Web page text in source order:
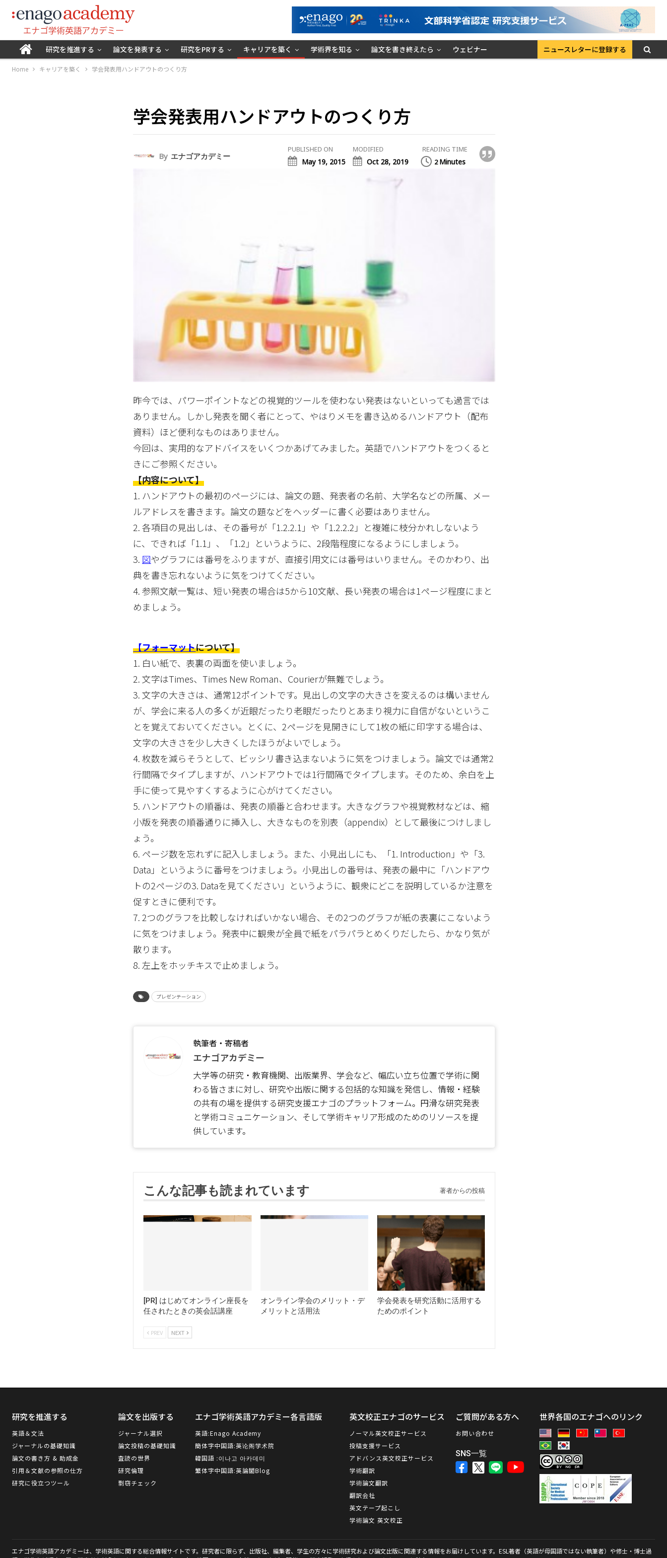
研究を推進する 論文を発表する 研究をPRする キャリアを築く 学術界を知る 論文を書き終えたら ウェビナー ニュースレターに登録する
Home キャリアを築く 学会発表用ハンドアウトのつくり方
学会発表用ハンドアウトのつくり方
READING TIME
2 Minutes
By エナゴアカデミー
MODIFIED
Oct 28, 2019
PUBLISHED ON
May 19, 2015
昨今では、パワーポイントなどの視覚的ツールを使わない発表はないといっても過言では
ありません。しかし発表を聞く者にとって、やはりメモを書き込めるハンドアウト（配布
資料）ほど便利なものはありません。
今回は、実用的なアドバイスをいくつかあげてみました。英語でハンドアウトをつくると
きにご参照ください。
【内容について】
1. ハンドアウトの最初のページには、論文の題、発表者の名前、大学名などの所属、メー
ルアドレスを書きます。論文の題などをヘッダーに書く必要はありません。
2. 各項目の見出しは、その番号が「1.2.2.1」や「1.2.2.2」と複雑に枝分かれしないよう
に、できれば「1.1」、「1.2」というように、2段階程度になるようにしましょう。
3. 図やグラフには番号をふりますが、直接引用文には番号はいりません。そのかわり、出
典を書き忘れないように気をつけてください。
4. 参照文献一覧は、短い発表の場合は5から10文献、長い発表の場合は1ページ程度にまと
めましょう。
【フォーマットについて】
1. 白い紙で、表裏の両面を使いましょう。
2. 文字はTimes、Times New Roman、Courierが無難でしょう。
3. 文字の大きさは、通常12ポイントです。見出しの文字の大きさを変えるのは構いません
が、学会に来る人の多くが近眼だったり老眼だったりとあまり視力に自信がないというこ
とを覚えておいてください。とくに、2ページを見開きにして1枚の紙に印字する場合は、
文字の大きさを少し大きくしたほうがよいでしょう。
4. 枚数を減らそうとして、ビッシリ書き込まないように気をつけましょう。論文では通常2
行間隔でタイプしますが、ハンドアウトでは1行間隔でタイプします。そのため、余白を上
手に使って見やすくするように心がけてください。
5. ハンドアウトの順番は、発表の順番と合わせます。大きなグラフや視覚教材などは、縮
小版を発表の順番通りに挿入し、大きなものを別表（appendix）として最後につけしまし
ょう。
6. ページ数を忘れずに記入しましょう。また、小見出しにも、「1. Introduction」や「3.
Data」というように番号をつけましょう。小見出しの番号は、発表の最中に「ハンドアウ
トの2ページの3. Dataを見てください」というように、観衆にどこを説明しているか注意を
促すときに便利です。
7. 2つのグラフを比較しなければいかない場合、その2つのグラフが紙の表裏にこないよう
に気をつけましょう。発表中に観衆が全員で紙をパラパラとめくりだしたら、かなり気が
散ります。
8. 左上をホッチキスで止めましょう。
プレゼンテーション
執筆者・寄稿者
エナゴアカデミー
大学等の研究・教育機関、出版業界、学会など、幅広い立ち位置で学術に関
わる皆さまに対し、研究や出版に関する包括的な知識を発信し、情報・経験
の共有の場を提供する研究支援エナゴのプラットフォーム。円滑な研究発表
と学術コミュニケーション、そして学術キャリア形成のためのリソースを提
供しています。
こんな記事も読まれています 著者からの投稿
[PR] はじめてオンライン座長を
任されたときの英会話講座
オンライン学会のメリット・デ
メリットと活用法
学会発表を研究活動に活用する
ためのポイント
PREV NEXT
研究を推進する
英語＆文法
ジャーナルの基礎知識
論文の書き方 & 助成金
引用＆文献の参照の仕方
研究に役立つツール
論文を出版する
ジャーナル選択
論文投稿の基礎知識
査読の世界
研究倫理
剽窃チェック
エナゴ学術英語アカデミー各言語版
英語:Enago Academy
簡体字中国語:英论阁学术院
韓国語 :이나고 아카데미
繁体字中国語:英論閣Blog
英文校正エナゴのサービス
ノーマル英文校正サービス
投稿支援サービス
アドバンス英文校正サービス
学術翻訳
学術論文翻訳
翻訳会社
英文テープ起こし
学術論文 英文校正
ご質問がある方へ
お問い合わせ
SNS一覧
世界各国のエナゴへのリンク
エナゴ学術英語アカデミーは、学術英語に関する総合情報サイトです。研究者に限らず、出版社、編集者、学生の方々に学術研究および論文出版に関連する情報をお届けしています。ESL著者（英語が母国語ではない執筆者）や修士・博士過